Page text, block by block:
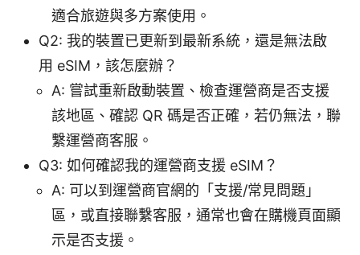
適合旅遊與多方案使用。
Q2: 我的裝置已更新到最新系統，還是無法啟
用 eSIM，該怎麼辦？
A: 嘗試重新啟動裝置、檢查運營商是否支援
該地區、確認 QR 碼是否正確，若仍無法，聯
繫運營商客服。
Q3: 如何確認我的運營商支援 eSIM？
A: 可以到運營商官網的「支援/常見問題」
區，或直接聯繫客服，通常也會在購機頁面顯
示是否支援。